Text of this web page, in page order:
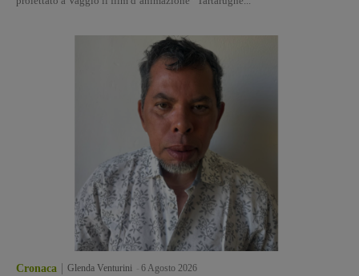
Cronaca Glenda Venturini 6 Agosto 2026